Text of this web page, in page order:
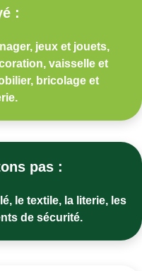
:
jeux et jouets,
vaisselle et
bricolage et
pas :
le textile, la literie, les
de sécurité.